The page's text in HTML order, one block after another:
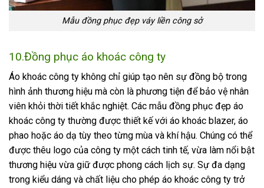
Mẫu đồng phục đẹp váy liền công sở
10.Đồng phục áo khoác công ty
Áo khoác công ty không chỉ giúp tạo nên sự đồng bộ trong
hình ảnh thương hiệu mà còn là phương tiện để bảo vệ nhân
viên khỏi thời tiết khắc nghiệt. Các mẫu đồng phục đẹp áo
khoác công ty thường được thiết kế với áo khoác blazer, áo
phao hoặc áo dạ tùy theo từng mùa và khí hậu. Chúng có thể
được thêu logo của công ty một cách tinh tế, vừa làm nổi bật
thương hiệu vừa giữ được phong cách lịch sự. Sự đa dạng
trong kiểu dáng và chất liệu cho phép áo khoác công ty trở